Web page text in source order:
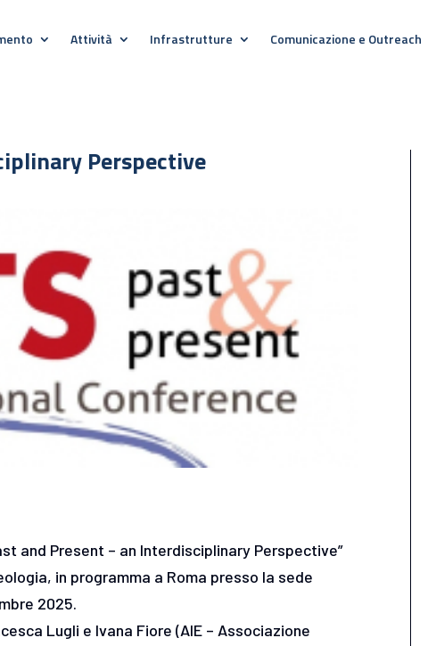
Attività Infrastrutture Comunicazione e Outreach
Perspective
and Present – an Interdisciplinary Perspective”
in programma a Roma presso la sede
2025.
Lugli e Ivana Fiore (AIE – Associazione